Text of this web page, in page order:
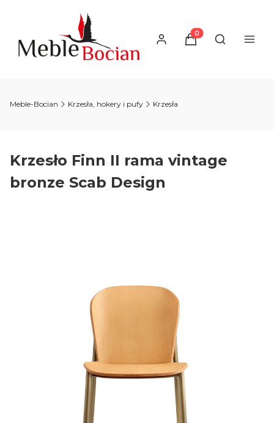
Produkty w
Otwórz
Meble-Bocian Krzesła, hokery i pufy Krzesła
Krzesło Finn II rama vintage
bronze Scab Design